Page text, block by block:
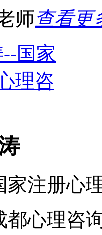
师查看更
家注册心
都心理咨